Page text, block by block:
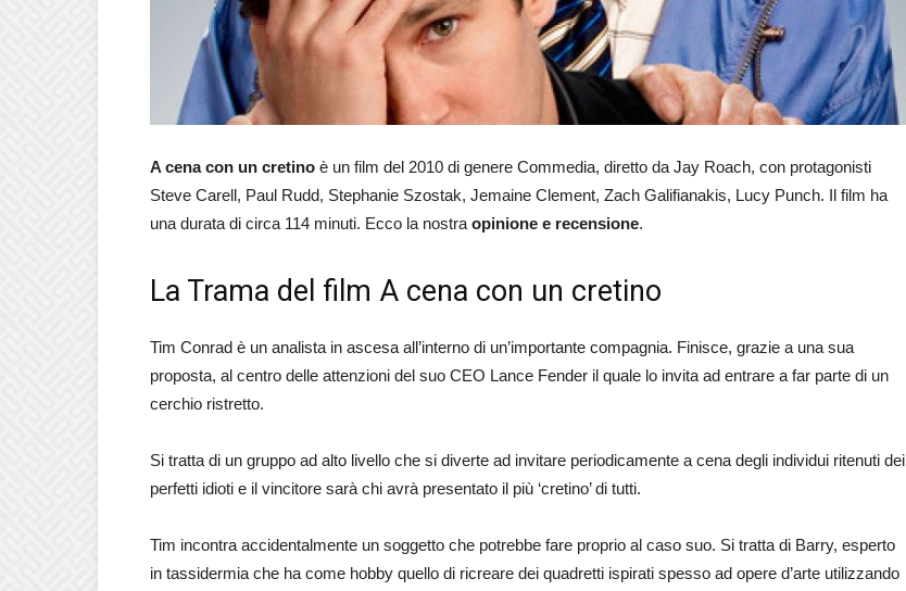
A cena con un cretino è un film del 2010 di genere Commedia, diretto da Jay Roach, con protagonisti
Steve Carell, Paul Rudd, Stephanie Szostak, Jemaine Clement, Zach Galifianakis, Lucy Punch. Il film ha
una durata di circa 114 minuti. Ecco la nostra opinione e recensione.
La Trama del film A cena con un cretino
Tim Conrad è un analista in ascesa all’interno di un’importante compagnia. Finisce, grazie a una sua
proposta, al centro delle attenzioni del suo CEO Lance Fender il quale lo invita ad entrare a far parte di un
cerchio ristretto.
Si tratta di un gruppo ad alto livello che si diverte ad invitare periodicamente a cena degli individui ritenuti dei
perfetti idioti e il vincitore sarà chi avrà presentato il più ‘cretino’ di tutti.
Tim incontra accidentalmente un soggetto che potrebbe fare proprio al caso suo. Si tratta di Barry, esperto
in tassidermia che ha come hobby quello di ricreare dei quadretti ispirati spesso ad opere d’arte utilizzando